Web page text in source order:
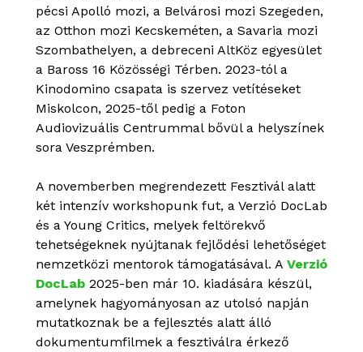
pécsi Apolló mozi, a Belvárosi mozi Szegeden,
az Otthon mozi Kecskeméten, a Savaria mozi
Szombathelyen, a debreceni AltKöz egyesület
a Baross 16 Közösségi Térben. 2023-tól a
Kinodomino csapata is szervez vetítéseket
Miskolcon, 2025-től pedig a Foton
Audiovizuális Centrummal bővül a helyszínek
sora Veszprémben.
A novemberben megrendezett Fesztivál alatt
két intenzív workshopunk fut, a Verzió DocLab
és a Young Critics, melyek feltörekvő
tehetségeknek nyújtanak fejlődési lehetőséget
nemzetközi mentorok támogatásával. A Verzió
DocLab 2025-ben már 10. kiadására készül,
amelynek hagyományosan az utolsó napján
mutatkoznak be a fejlesztés alatt álló
dokumentumfilmek a fesztiválra érkező